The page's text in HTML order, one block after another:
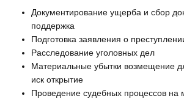
Документирование ущерба и сбор
поддержка
Подготовка заявления о
Расследование уголовных дел
Материальные убытки возмещение
иск открытие
Проведение судебных процессов на